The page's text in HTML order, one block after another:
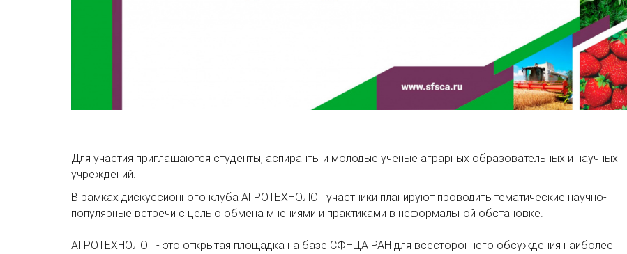
Для участия приглашаются студенты, аспиранты и молодые учёные аграрных образовательных и научных
учреждений.
В рамках дискуссионного клуба АГРОТЕХНОЛОГ участники планируют проводить тематические научно-
популярные встречи с целью обмена мнениями и практиками в неформальной обстановке.
АГРОТЕХНОЛОГ - это открытая площадка на базе СФНЦА РАН для всестороннего обсуждения наиболее